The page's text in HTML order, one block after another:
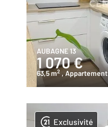
AUBAGNE 13
1 070 €
63,5 m2 , Appartement
Exclusivité